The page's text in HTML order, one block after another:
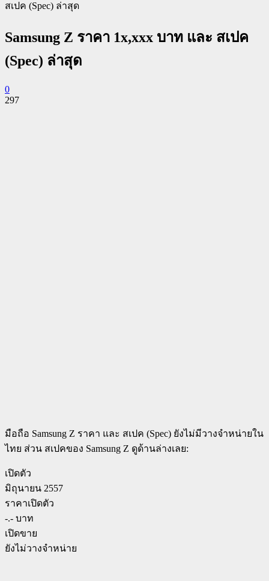
สเปค (Spec) ล่าสุด
Samsung Z ราคา 1x,xxx บาท และ สเปค
(Spec) ล่าสุด
0
297
มือถือ Samsung Z ราคา และ สเปค (Spec) ยังไม่มีวางจำหน่ายใน
ไทย ส่วน สเปคของ Samsung Z ดูด้านล่างเลย:
เปิดตัว
มิถุนายน 2557
ราคาเปิดตัว
-.- บาท
เปิดขาย
ยังไม่วางจำหน่าย